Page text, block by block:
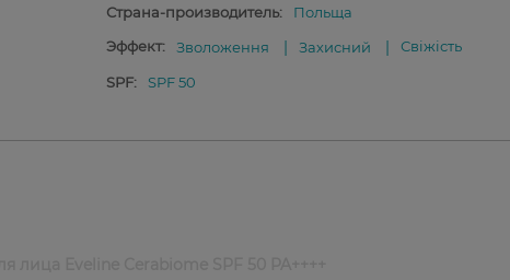
Страна-производитель:
Польща
Эффект:
Зволоження Захисний Свіжість
SPF: SPF 50